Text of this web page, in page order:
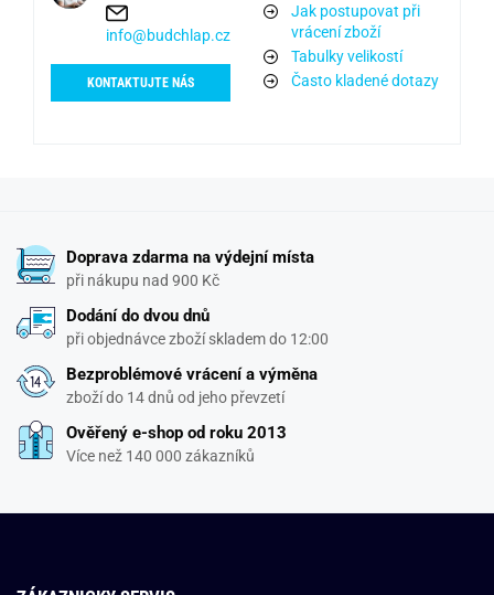
info@budchlap.cz
KONTAKTUJTE NÁS
Jak postupovat při
vrácení zboží
Tabulky velikostí
Často kladené dotazy
Doprava zdarma na výdejní místa
při nákupu nad 900 Kč
Dodání do dvou dnů
při objednávce zboží skladem do 12:00
Bezproblémové vrácení a výměna
zboží do 14 dnů od jeho převzetí
Ověřený e-shop od roku 2013
Více než 140 000 zákazníků